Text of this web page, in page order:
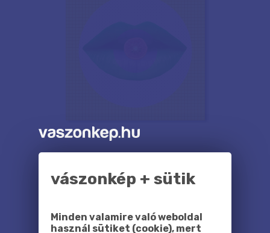
vászonkép + sütik
Minden valamire való weboldal
használ sütiket (cookie), mert